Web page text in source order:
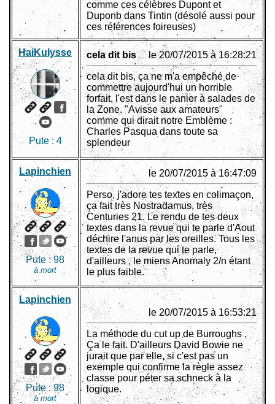
comme ces célèbres Dupont et
Duponb dans Tintin (désolé aussi pour
ces références foireuses)
HaiKulysse
Pute :4
cela dit bis le 20/07/2015 à 16:28:21
cela dit bis, ça ne m'a empêché de
commettre aujourd'hui un horrible
forfait, l'est dans le panier à salades de
la Zone. "Avisse aux amateurs"
comme qui dirait notre Emblème :
Charles Pasqua dans toute sa
splendeur
Lapinchien
Pute :98
à mort
le 20/07/2015 à 16:47:09
Perso, j'adore tes textes en colimaçon,
ça fait très Nostradamus, très
Centuries 21. Le rendu de tes deux
textes dans la revue qui te parle d'Aout
déchire l'anus par les oreilles. Tous les
textes de la revue qui te parle,
d'ailleurs , le miens Anomaly 2/n étant
le plus faible.
Lapinchien
Pute : 98
à mort
le 20/07/2015 à 16:53:21
La méthode du cut up de Burroughs ,
Ça le fait. D'ailleurs David Bowie ne
jurait que par elle, si c'est pas un
exemple qui confirme la règle assez
classe pour péter sa schneck à la
logique.